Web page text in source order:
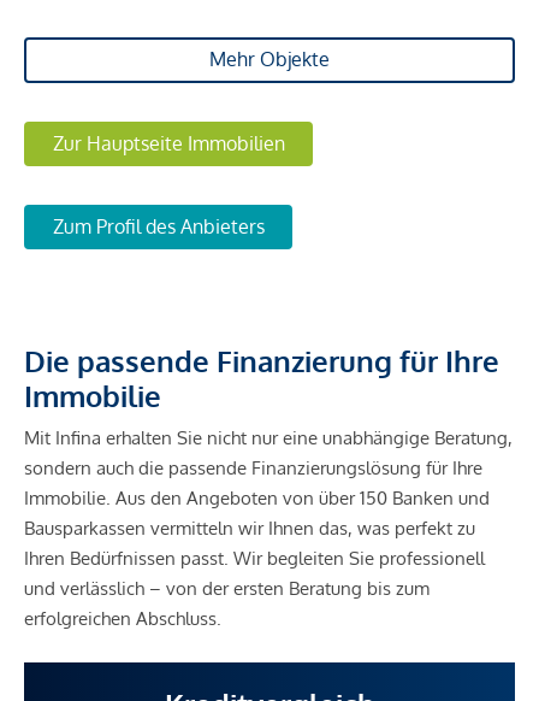
Mehr Objekte
Zur Hauptseite Immobilien
Zum Profil des Anbieters
Die passende Finanzierung für Ihre
Immobilie
Mit Infina erhalten Sie nicht nur eine unabhängige Beratung,
sondern auch die passende Finanzierungslösung für Ihre
Immobilie. Aus den Angeboten von über 150 Banken und
Bausparkassen vermitteln wir Ihnen das, was perfekt zu
Ihren Bedürfnissen passt. Wir begleiten Sie professionell
und verlässlich – von der ersten Beratung bis zum
erfolgreichen Abschluss.